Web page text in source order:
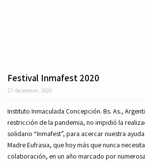
Festival Inmafest 2020
27 diciembre, 2020
Instituto Inmaculada Concepción. Bs. As.,
restricción de la pandemia, no impidió la
solidario “Inmafest”, para acercar nuestra
Madre Eufrasia, que hoy más que nunca
colaboración, en un año marcado por